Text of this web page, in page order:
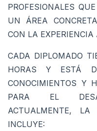
PROFESIONALES
UN ÁREA
CON LA EXPERIENCIA
CADA DIPLOMADO
HORAS Y ESTÁ
CONOCIMIENTOS Y
PARA EL
ACTUALMENTE, LA
INCLUYE: